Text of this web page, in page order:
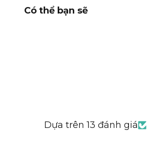
Dựa trên 13 đánh giá